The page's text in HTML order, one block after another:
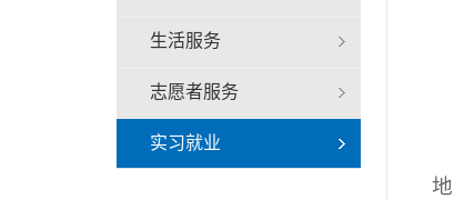
生活服务
志愿者服务
实习就业